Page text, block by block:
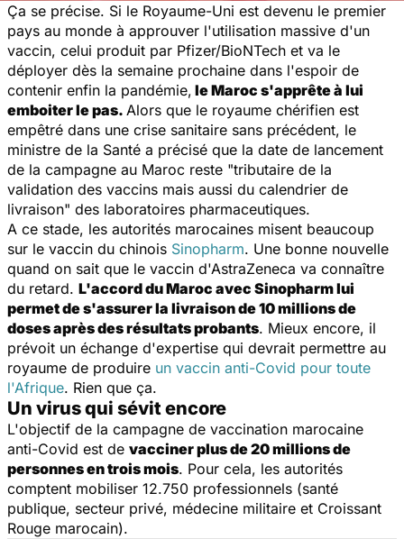
Ça se précise. Si le Royaume-Uni est devenu le premier
pays au monde à approuver l'utilisation massive d'un
vaccin, celui produit par Pfizer/BioNTech et va le
déployer dès la semaine prochaine dans l'espoir de
contenir enfin la pandémie, le Maroc s'apprête à lui
emboiter le pas. Alors que le royaume chérifien est
empêtré dans une crise sanitaire sans précédent, le
ministre de la Santé a précisé que la date de lancement
de la campagne au Maroc reste "tributaire de la
validation des vaccins mais aussi du calendrier de
livraison" des laboratoires pharmaceutiques.
A ce stade, les autorités marocaines misent beaucoup
sur le vaccin du chinois Sinopharm. Une bonne nouvelle
quand on sait que le vaccin d'AstraZeneca va connaître
du retard. L'accord du Maroc avec Sinopharm lui
permet de s'assurer la livraison de 10 millions de
doses après des résultats probants. Mieux encore, il
prévoit un échange d'expertise qui devrait permettre au
royaume de produire un vaccin anti-Covid pour toute
l'Afrique. Rien que ça.
Un virus qui sévit encore
L'objectif de la campagne de vaccination marocaine
anti-Covid est de vacciner plus de 20 millions de
personnes en trois mois. Pour cela, les autorités
comptent mobiliser 12.750 professionnels (santé
publique, secteur privé, médecine militaire et Croissant
Rouge marocain).